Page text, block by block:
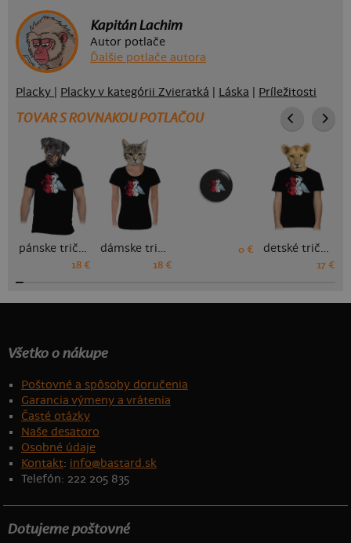
Kapitán Lachim
Autor potlače
Ďalšie potlače autora
Placky Placky v kategórii Zvieratká Láska Príležitosti
TOVAR S ROVNAKOU POTLAČOU
pánske tričko
18 €
dámske tričko
18 €
0 € detské tričko
17 €
Všetko o nákupe
Poštovné a spôsoby doručenia
Garancia výmeny a vrátenia
Časté otázky
Naše desatoro
Osobné údaje
Kontakt: info@bastard.sk
Telefón: 222 205 835
Dotujeme poštovné